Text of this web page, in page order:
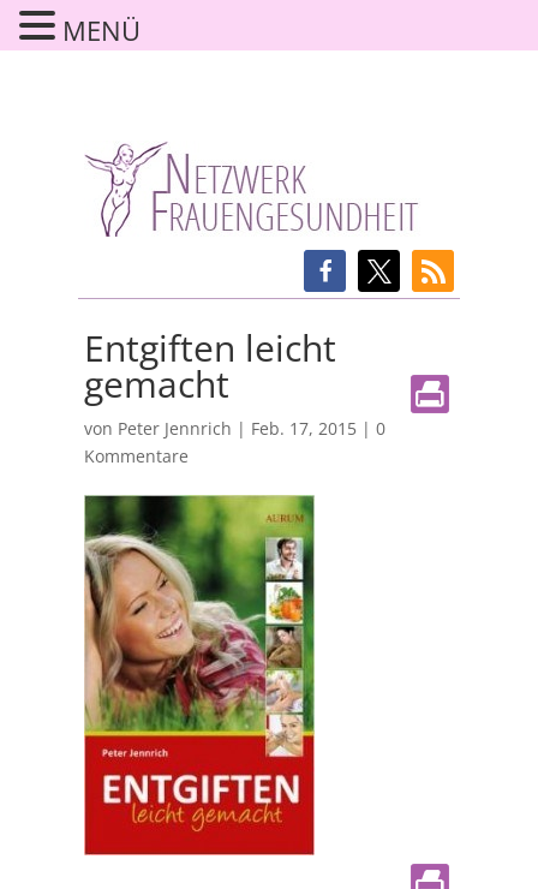
Entgiften leicht
gemacht
von Peter Jennrich | Feb. 17, 2015| 0
Kommentare
MENÜ